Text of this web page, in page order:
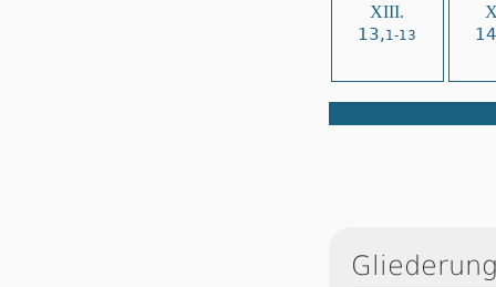
XIII.
13,1-13